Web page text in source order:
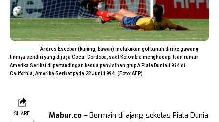
Andres Escobar (kuning, bawah) melakukan gol bunuh diri ke gawang
timnya sendiri yang dijaga Oscar Cordoba, saat Kolombia menghadapi tuan rumah
Amerika Serikat di pertandingan kedua penyisihan grup A Piala Dunia 1994 di
California, Amerika Serikat pada 22 Juni 1994. (Foto: AFP)
SHARE Mabur.co – Bermain di ajang sekelas Piala Dunia